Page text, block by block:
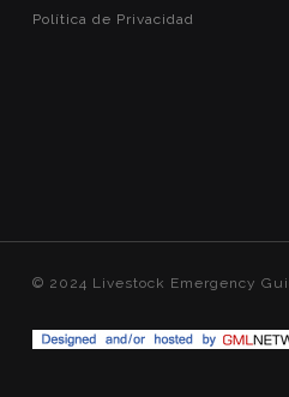
Política de Privacidad
© 2024 Livestock Emergency